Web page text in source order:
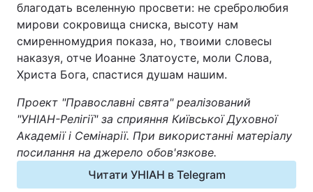
благодать вселенную просвети: не сребролюбия
мирови сокровища сниска, высоту нам
смиренномудрия показа, но, твоими словесы
наказуя, отче Иоанне Златоусте, моли Слова,
Христа Бога, спастися душам нашим.
Проект "Православні свята" реалізований
"УНІАН-Релігії" за сприяння Київської Духовної
Академії і Семінарії. При використанні матеріалу
посилання на джерело обов'язкове.
Читати УНІАН в Telegram